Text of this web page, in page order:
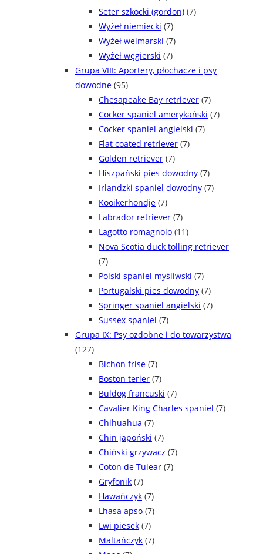
Seter szkocki (gordon) (7)
Wyżeł niemiecki (7)
Wyżeł weimarski (7)
Wyżeł węgierski (7)
Grupa VIII: Aportery, płochacze i psy
dowodne (95)
Chesapeake Bay retriever (7)
Cocker spaniel amerykański (7)
Cocker spaniel angielski (7)
Flat coated retriever (7)
Golden retriever (7)
Hiszpański pies dowodny (7)
Irlandzki spaniel dowodny (7)
Kooikerhondje (7)
Labrador retriever (7)
Lagotto romagnolo (11)
Nova Scotia duck tolling retriever
(7)
Polski spaniel myśliwski (7)
Portugalski pies dowodny (7)
Springer spaniel angielski (7)
Sussex spaniel (7)
Grupa IX: Psy ozdobne i do towarzystwa
(127)
Bichon frise (7)
Boston terier (7)
Buldog francuski (7)
Cavalier King Charles spaniel (7)
Chihuahua (7)
Chin japoński (7)
Chiński grzywacz (7)
Coton de Tulear (7)
Gryfonik (7)
Hawańczyk (7)
Lhasa apso (7)
Lwi piesek (7)
Maltańczyk (7)